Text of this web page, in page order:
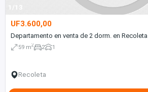
1/13
UF3.600,00
Departamento en venta de 2 dorm. en Recoleta
59 m2 2 1
Recoleta